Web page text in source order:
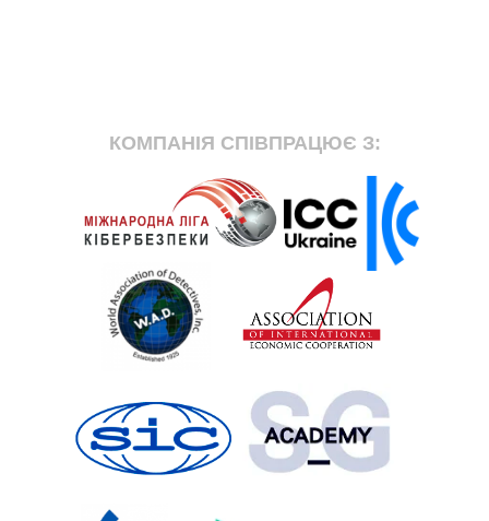
КОМПАНІЯ СПІВПРАЦЮЄ З: